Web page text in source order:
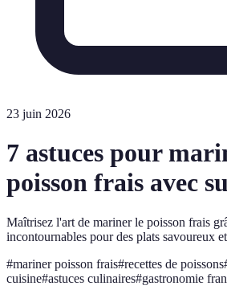
23 juin 2026
7 astuces pour
poisson frais avec
Maîtrisez l'art de mariner le poisson frais
incontournables pour des plats savoureux
#mariner poisson frais#recettes de poissons
cuisine#astuces culinaires#gastronomie